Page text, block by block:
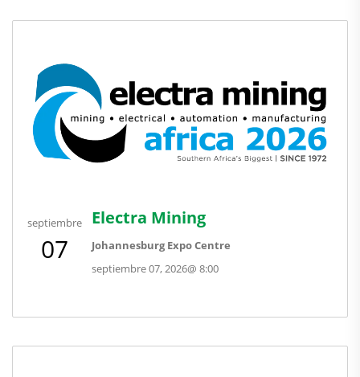
septiembre
07
septiembre 07, 2026@8:00
Electra Mining
Johannesburg Expo Centre